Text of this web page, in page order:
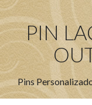
PIN
Pins